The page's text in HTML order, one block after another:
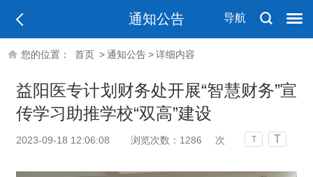
导航
通知公告
您的位置： 首页 >通知公告>详细内容
益阳医专计划财务处开展“智慧财务”宣
传学习助推学校“双高”建设
2023-09-18 12:06:08 浏览次数： 1286 次 T T